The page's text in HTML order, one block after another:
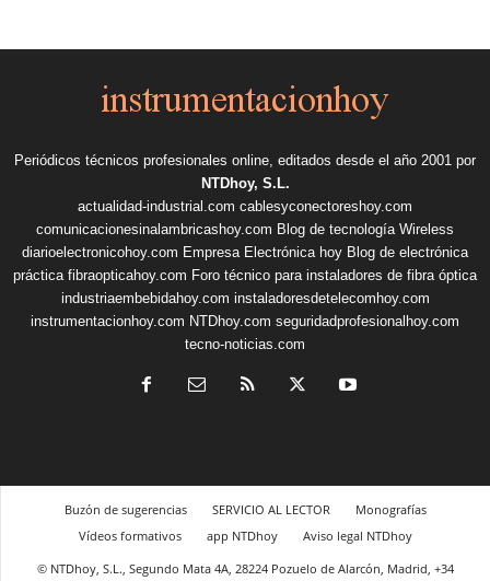
Periódicos técnicos profesionales online, editados desde el año 2001 por
NTDhoy, S.L.
actualidad-industrial.com cablesyconectoreshoy.com
comunicacionesinalambricashoy.com Blog de tecnología Wireless
diarioelectronicohoy.com Empresa Electrónica hoy Blog de electrónica
práctica fibraopticahoy.com Foro técnico para instaladores de fibra óptica
industriaembebidahoy.com instaladoresdetelecomhoy.com
instrumentacionhoy.com NTDhoy.com seguridadprofesionalhoy.com
tecno-noticias.com
Buzón de sugerencias SERVICIO AL LECTOR
Monografías
Vídeos formativos
app NTDhoy
Aviso legal NTDhoy
© NTDhoy, S.L., Segundo Mata 4A, 28224 Pozuelo de Alarcón, Madrid, +34